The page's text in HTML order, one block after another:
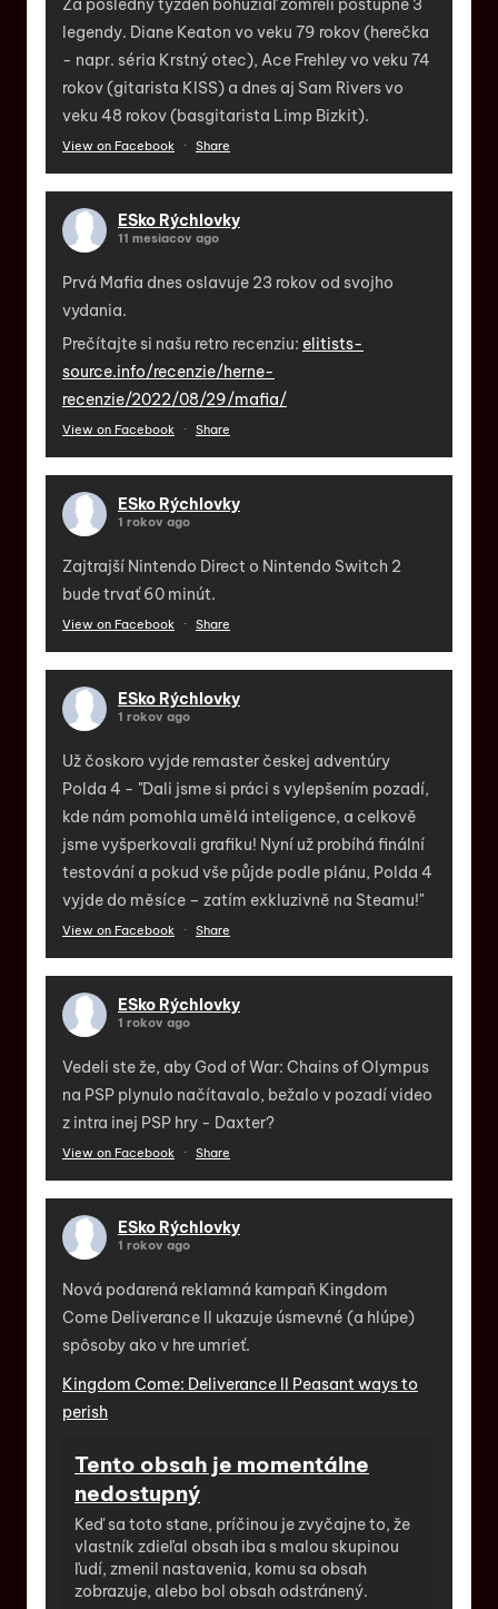
Za posledný týždeň bohužiaľ zomreli postupne 3
legendy. Diane Keaton vo veku 79 rokov (herečka
- napr. séria Krstný otec), Ace Frehley vo veku 74
rokov (gitarista KISS) a dnes aj Sam Rivers vo
veku 48 rokov (basgitarista Limp Bizkit).
View on Facebook · Share
ESko Rýchlovky
11 mesiacov ago
Prvá Mafia dnes oslavuje 23 rokov od svojho
vydania.
Prečítajte si našu retro recenziu: elitists-
source.info/recenzie/herne-
recenzie/2022/08/29/mafia/
View on Facebook · Share
ESko Rýchlovky
1 rokov ago
Zajtrajší Nintendo Direct o Nintendo Switch 2
bude trvať 60 minút.
View on Facebook · Share
ESko Rýchlovky
1 rokov ago
Už čoskoro vyjde remaster českej adventúry
Polda 4 - "Dali jsme si práci s vylepšením pozadí,
kde nám pomohla umělá inteligence, a celkově
jsme vyšperkovali grafiku! Nyní už probíhá finální
testování a pokud vše půjde podle plánu, Polda 4
vyjde do měsíce – zatím exkluzivně na Steamu!"
View on Facebook · Share
ESko Rýchlovky
1 rokov ago
Vedeli ste že, aby God of War: Chains of Olympus
na PSP plynulo načítavalo, bežalo v pozadí video
z intra inej PSP hry - Daxter?
View on Facebook · Share
ESko Rýchlovky
1 rokov ago
Nová podarená reklamná kampaň Kingdom
Come Deliverance II ukazuje úsmevné (a hlúpe)
spôsoby ako v hre umrieť.
Kingdom Come: Deliverance II Peasant ways to
perish
Tento obsah je momentálne
nedostupný
Keď sa toto stane, príčinou je zvyčajne to, že
vlastník zdieľal obsah iba s malou skupinou
ľudí, zmenil nastavenia, komu sa obsah
zobrazuje, alebo bol obsah odstránený.